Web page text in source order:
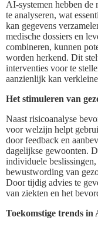
AI-systemen hebben de
te analyseren, wat
kan gegevens
medische dossiers en
combineren, kunnen
worden herkend. Dit
interventies voor te
aanzienlijk kan
Het stimuleren van
Naast risicoanalyse
voor welzijn helpt
door feedback en
dagelijkse gewoonten.
individuele
bewustwording van
Door tijdig advies te
van ziekten en het
Toekomstige trends in